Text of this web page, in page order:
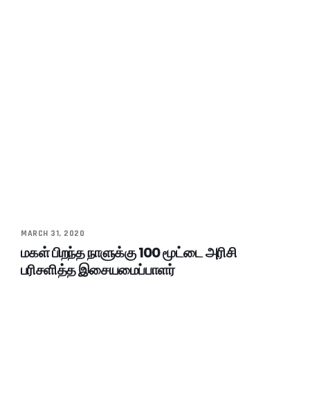
MARCH 31, 2020
மகள் பிறந்த நாளுக்கு 100 மூட்டை அரிசி
பரிசளித்த இசையமைப்பாளர்